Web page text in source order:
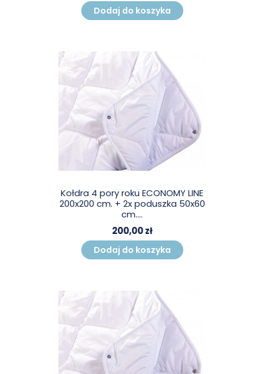
Dodaj do koszyka
Kołdra 4 pory roku ECONOMY LINE
200x200 cm. + 2x poduszka 50x60
cm....
200,00 zł
Dodaj do koszyka